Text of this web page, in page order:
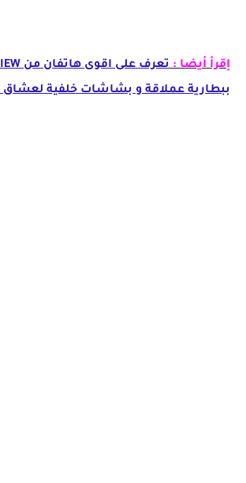
إقرأ أيضا :
ببطارية عملاقة و بشاشات خلفية